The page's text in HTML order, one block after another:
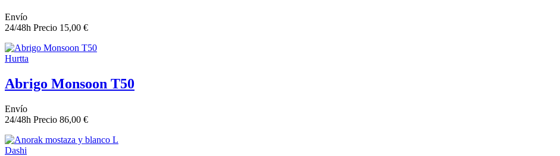
Envío
24/48h Precio 15,00 €
Hurtta
Abrigo Monsoon T50
Envío
24/48h Precio 86,00 €
Dashi